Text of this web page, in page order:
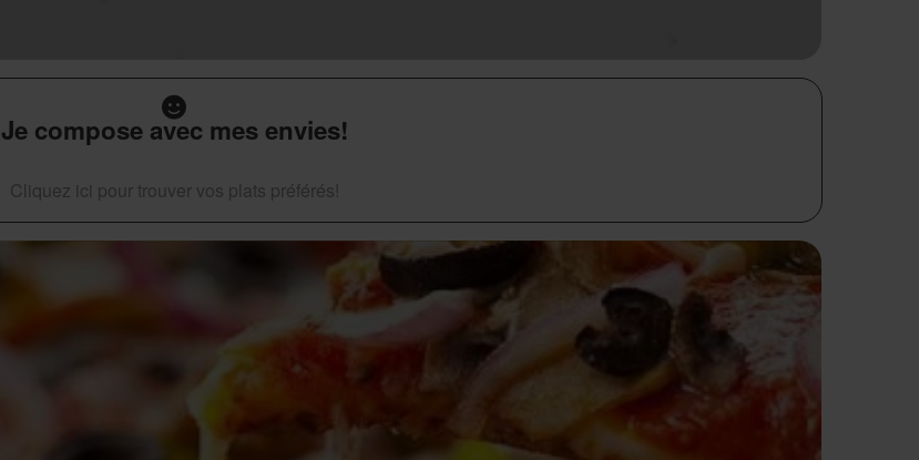
Je compose avec mes envies!
Cliquez ici pour trouver vos plats préférés!